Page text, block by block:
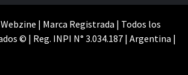
| Marca Registrada | Todos los
© | Reg. INPI N° 3.034.187 | Argentina |